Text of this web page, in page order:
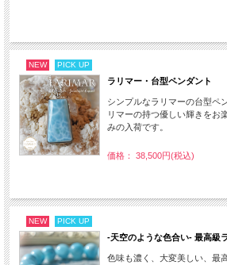
NEW PICK UP
ラリマー・台型ペンダント
シンプルなラリマーの台型ペ
リマーの持つ優しい輝きをお
みの入荷です。
価格： 38,500円(税込)
NEW PICK UP
-天空のような色合い- 最高級
色味も濃く、大変美しい、最